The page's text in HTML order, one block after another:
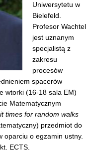
Uniwersytetu w
Bielefeld.
Profesor Wachtel
jest uznanym
specjalistą z
zakresu
procesów
spacerów
wtorki (16-18 sala EM)
Matematycznym
times for random walks
przedmiot do
oparciu o egzamin ustny.
ECTS.